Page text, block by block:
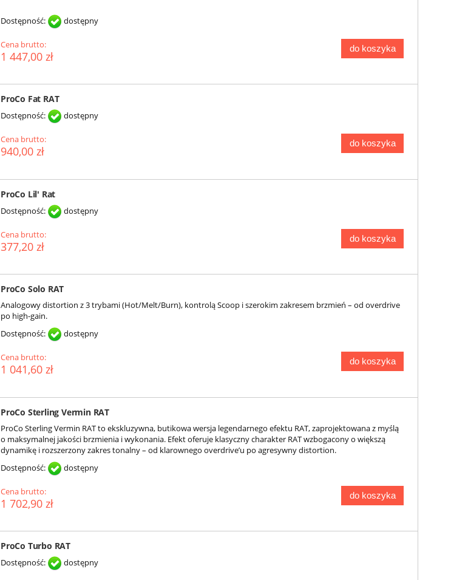
Dostępność: dostępny
Cena brutto:
1 447,00 zł
do koszyka
ProCo Fat RAT
Dostępność: dostępny
Cena brutto:
940,00 zł
do koszyka
ProCo Lil' Rat
Dostępność: dostępny
Cena brutto:
377,20 zł
do koszyka
ProCo Solo RAT
Analogowy distortion z 3 trybami (Hot/Melt/Burn), kontrolą Scoop i szerokim zakresem brzmień – od overdrive
po high-gain.
Dostępność:
dostępny
Cena brutto:
1 041,60 zł
do koszyka
ProCo Sterling Vermin RAT
ProCo Sterling Vermin RAT to ekskluzywna, butikowa wersja legendarnego efektu RAT, zaprojektowana z myślą
o maksymalnej jakości brzmienia i wykonania. Efekt oferuje klasyczny charakter RAT wzbogacony o większą
dynamikę i rozszerzony zakres tonalny – od klarownego overdrive’u po agresywny distortion.
Dostępność:
dostępny
Cena brutto:
1 702,90 zł
do koszyka
ProCo Turbo RAT
Dostępność: dostępny